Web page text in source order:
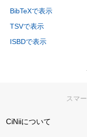
BibTeXで表示
TSVで表示
ISBDで表示
スマ
CiNiiについて